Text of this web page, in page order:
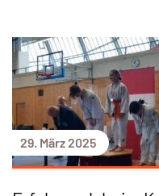
29. März 2025